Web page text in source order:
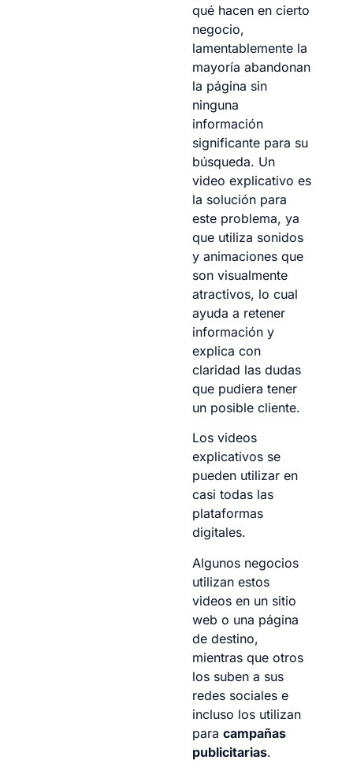
qué hacen en cierto
negocio,
lamentablemente la
mayoría abandonan
la página sin
ninguna
información
significante para su
búsqueda. Un
video explicativo es
la solución para
este problema, ya
que utiliza sonidos
y animaciones que
son visualmente
atractivos, lo cual
ayuda a retener
información y
explica con
claridad las dudas
que pudiera tener
un posible cliente.
Los videos
explicativos se
pueden utilizar en
casi todas las
plataformas
digitales.
Algunos negocios
utilizan estos
videos en un sitio
web o una página
de destino,
mientras que otros
los suben a sus
redes sociales e
incluso los utilizan
para campañas
publicitarias.